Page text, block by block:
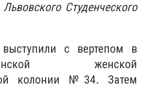
Студенческого
с вертепом в
женской
колонии №34. Затем